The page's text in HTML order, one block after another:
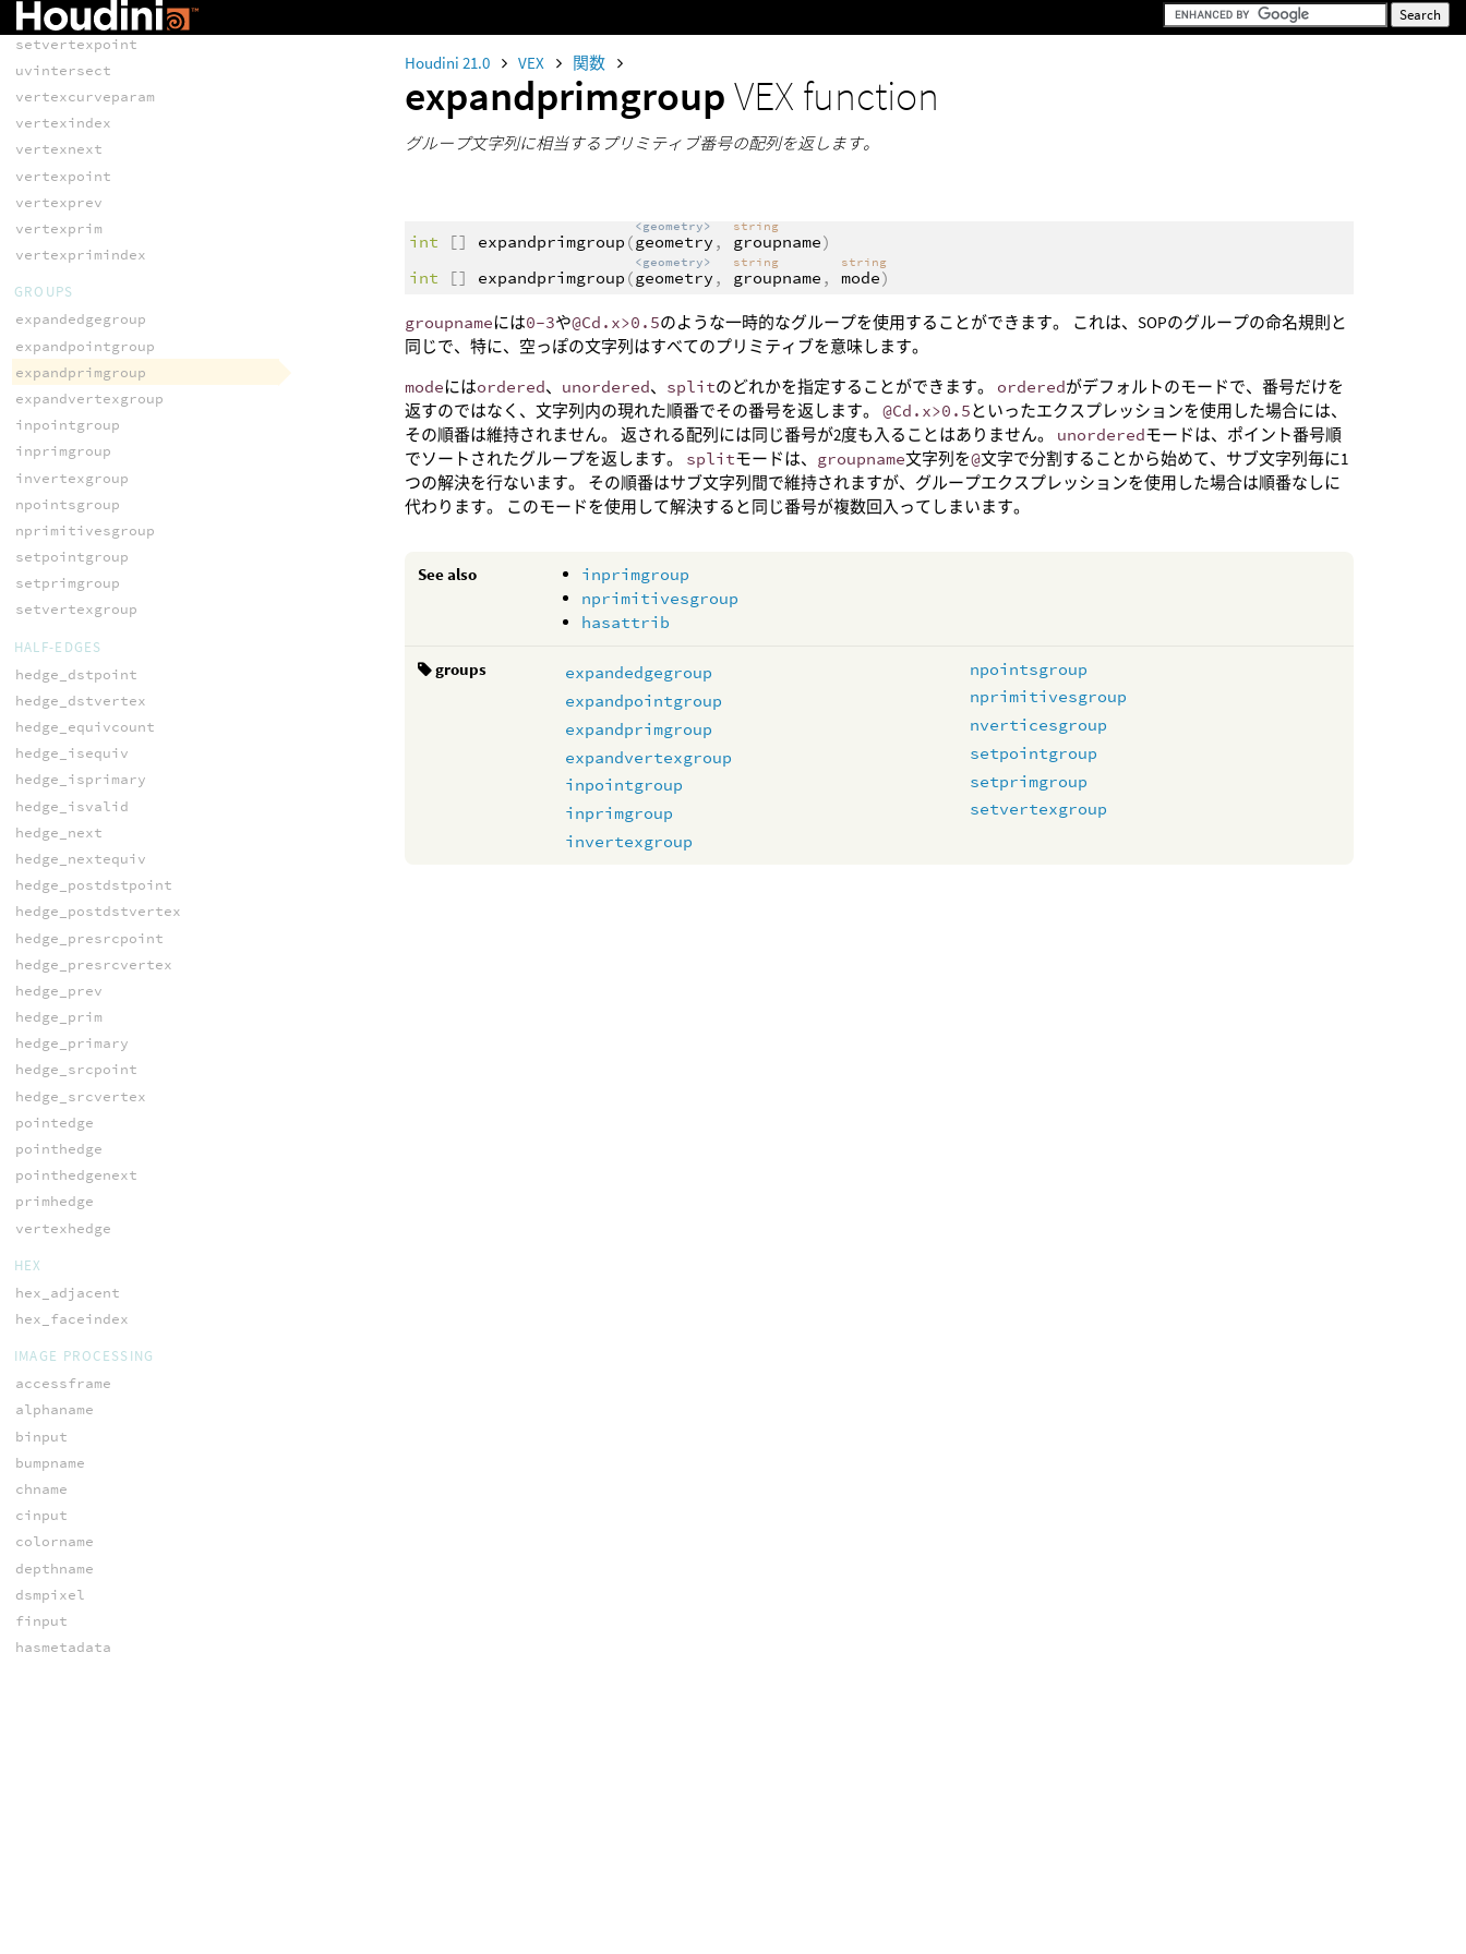
Houdini 21.0 VEX 関数
expandprimgroupVEX function
グループ文字列に相当するプリミティブ番号の配列を返します。
int [] expandprimgroup (
<geometry>
geometry ,
string
groupname)
int
[] expandprimgroup (
<geometry>
geometry ,
string
groupname ,
string
mode)
groupnameには0-3や@Cd.x>0.5のような一時的なグループを使用することができます。 これは、SOPのグループの命名規則と
同じで、特に、空っぽの文字列はすべてのプリミティブを意味します。
modeにはordered、 unordered、 splitのどれかを指定することができます。 orderedがデフォルトのモードで、番号だけを
返すのではなく、文字列内の現れた順番でその番号を返します。@Cd.x>0.5といったエクスプレッションを使用した場合には、
その順番は維持されません。 返される配列には同じ番号が2度も入ることはありません。 unorderedモードは、ポイント番号順
でソートされたグループを返します。 splitモードは、 groupname文字列を@文字で分割することから始めて、サブ文字列毎に1
つの解決を行ないます。 その順番はサブ文字列間で維持されますが、グループエクスプレッションを使用した場合は順番なしに
代わります。 このモードを使用して解決すると同じ番号が複数回入ってしまいます。
See also
inprimgroup
nprimitivesgroup
hasattrib
groups
expandedgegroup
expandpointgroup
expandprimgroup
expandvertexgroup
inpointgroup
inprimgroup
invertexgroup
npointsgroup
nprimitivesgroup
nverticesgroup
setpointgroup
setprimgroup
setvertexgroup
setprimvertex
setvertexpoint
uvintersect
vertexcurveparam
vertexindex
vertexnext
vertexpoint
vertexprev
vertexprim
vertexprimindex
GROUPS
expandedgegroup
expandpointgroup
expandprimgroup
expandvertexgroup
inpointgroup
inprimgroup
invertexgroup
npointsgroup
nprimitivesgroup
setpointgroup
setprimgroup
setvertexgroup
HALF-EDGES
hedge_dstpoint
hedge_dstvertex
hedge_equivcount
hedge_isequiv
hedge_isprimary
hedge_isvalid
hedge_next
hedge_nextequiv
hedge_postdstpoint
hedge_postdstvertex
hedge_presrcpoint
hedge_presrcvertex
hedge_prev
hedge_prim
hedge_primary
hedge_srcpoint
hedge_srcvertex
pointedge
pointhedge
pointhedgenext
primhedge
vertexhedge
HEX
hex_adjacent
hex_faceindex
IMAGE PROCESSING
accessframe
alphaname
binput
bumpname
chname
cinput
colorname
depthname
dsmpixel
finput
hasmetadata